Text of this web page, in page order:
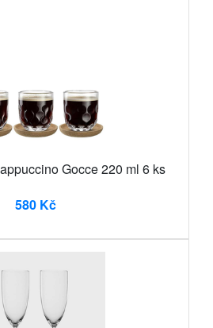
Gocce 220 ml 6 ks
580 Kč